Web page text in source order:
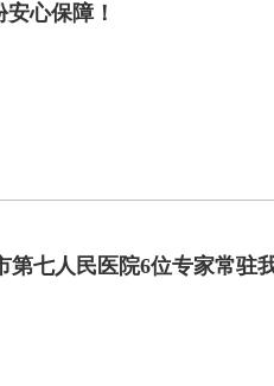
心保障！
第七人民医院6位专家常驻